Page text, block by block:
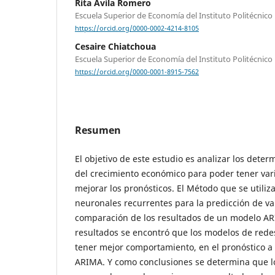
Rita Ávila Romero
Escuela Superior de Economía del Instituto Politécnico
https://orcid.org/0000-0002-4214-8105
Cesaire Chiatchoua
Escuela Superior de Economía del Instituto Politécnico
https://orcid.org/0000-0001-8915-7562
Resumen
El objetivo de este estudio es analizar los
del crecimiento económico para poder tener
mejorar los pronósticos. El Método que se
neuronales recurrentes para la predicción de
comparación de los resultados de un modelo
resultados se encontró que los modelos de
tener mejor comportamiento, en el pronóstico
ARIMA. Y como conclusiones se determina que